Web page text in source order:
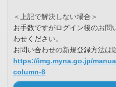
＜上記で解決しない場合＞
お手数ですがログイン後のお問
わせください。
お問い合わせの新規登録方法は
https://img.myna.go.jp/
column-8